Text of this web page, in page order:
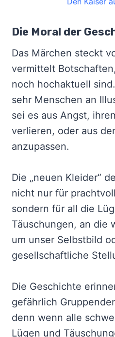
Die Moral der
Das Märchen steckt
vermittelt
noch hochaktuell
sehr Menschen an
sei es aus Angst,
verlieren, oder aus
anzupassen.
Die „neuen Kleider“
nicht nur für
sondern für all die
Täuschungen, an die
um unser Selbstbild
gesellschaftliche
Die Geschichte
gefährlich
denn wenn alle
Lügen und